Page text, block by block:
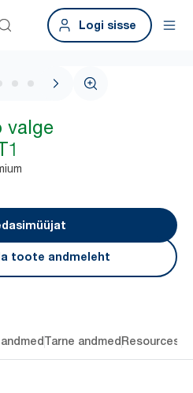
Logi sisse
1 / 5
valge
toote andmeleht
Tarne andmed Resources